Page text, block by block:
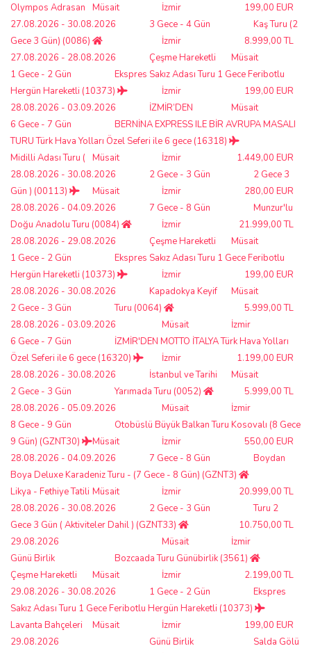
199,00 EUR
İzmir
Müsait
27.08.2026 - 30.08.2026
3 Gece - 4 Gün
Olympos Adrasan
Kaş Turu (2
Gece 3 Gün) (0086)
8.999,00 TL
İzmir
Müsait
27.08.2026 - 28.08.2026
1 Gece - 2 Gün
Çeşme Hareketli
Ekspres Sakız Adası Turu 1 Gece Feribotlu
Hergün Hareketli (10373)
199,00 EUR
İzmir
Müsait
28.08.2026 - 03.09.2026
6 Gece - 7 Gün
İZMİR’DEN
BERNİNA EXPRESS ILE BİR AVRUPA MASALI
TURU Türk Hava Yolları Özel Seferi ile 6 gece (16318)
1.449,00 EUR
İzmir
Müsait
28.08.2026 - 30.08.2026
2 Gece - 3 Gün
Midilli Adası Turu (
2 Gece 3
Gün ) (00113)
280,00 EUR
İzmir
Müsait
28.08.2026 - 04.09.2026
7 Gece - 8 Gün
Munzur'lu
Doğu Anadolu Turu (0084)
21.999,00 TL
İzmir
Müsait
28.08.2026 - 29.08.2026
1 Gece - 2 Gün
Çeşme Hareketli
Ekspres Sakız Adası Turu 1 Gece Feribotlu
Hergün Hareketli (10373)
199,00 EUR
İzmir
Müsait
28.08.2026 - 30.08.2026
2 Gece - 3 Gün
Kapadokya Keyif
Turu (0064)
5.999,00 TL
İzmir
Müsait
28.08.2026 - 03.09.2026
6 Gece - 7 Gün
İZMİR'DEN MOTTO İTALYA Türk Hava Yolları
Özel Seferi ile 6 gece (16320)
1.199,00 EUR
İzmir
Müsait
28.08.2026 - 30.08.2026
2 Gece - 3 Gün
İstanbul ve Tarihi
Yarımada Turu (0052)
5.999,00 TL
İzmir
Müsait
28.08.2026 - 05.09.2026
8 Gece - 9 Gün
Otobüslü Büyük Balkan Turu Kosovalı (8 Gece
9 Gün) (GZNT30)
550,00 EUR
İzmir
Müsait
28.08.2026 - 04.09.2026
7 Gece - 8 Gün
Boydan
Boya Deluxe Karadeniz Turu - (7 Gece - 8 Gün) (GZNT3)
20.999,00 TL
İzmir
Müsait
28.08.2026 - 30.08.2026
2 Gece - 3 Gün
Likya - Fethiye Tatili
Turu 2
Gece 3 Gün ( Aktiviteler Dahil ) (GZNT33)
10.750,00 TL
İzmir
Müsait
29.08.2026
Günü Birlik
Bozcaada Turu Günübirlik (3561)
2.199,00 TL
İzmir
Müsait
29.08.2026 - 30.08.2026
1 Gece - 2 Gün
Çeşme Hareketli
Ekspres
Sakız Adası Turu 1 Gece Feribotlu Hergün Hareketli (10373)
199,00 EUR
İzmir
Müsait
29.08.2026
Günü Birlik
Lavanta Bahçeleri
Salda Gölü